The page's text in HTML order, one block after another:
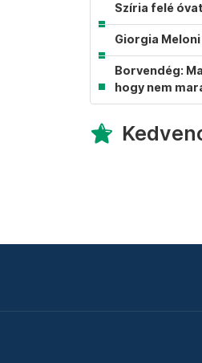
Szíria felé
Giorgia
Borvendég:
hogy nem